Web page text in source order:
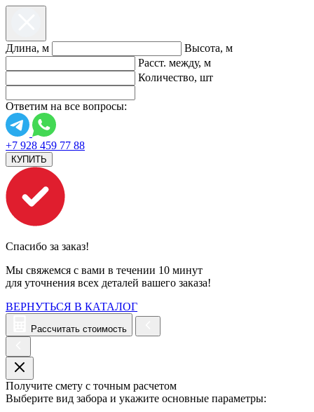
Длина, м
Высота, м
Расст. между, м
Количество, шт
Ответим на все вопросы:
+7 928 459 77 88
КУПИТЬ
Спасибо за заказ!
Мы свяжемся с вами в течении 10 минут
для уточнения всех деталей вашего заказа!
ВЕРНУТЬСЯ В КАТАЛОГ
Рассчитать стоимость
Получите смету с точным расчетом
Выберите вид забора и укажите основные параметры: